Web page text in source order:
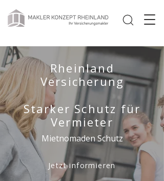
Rheinland
Versicherung
Starker Schutz für
Vermieter
Mietnomaden Schutz
Jetzt informieren